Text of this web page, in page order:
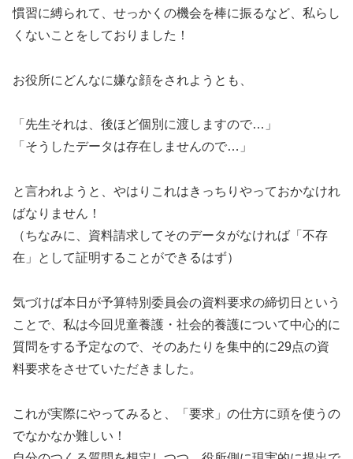
慣習に縛られて、せっかくの機会を棒に振るなど、私らし
くないことをしておりました！
お役所にどんなに嫌な顔をされようとも、
「先生それは、後ほど個別に渡しますので…」
「そうしたデータは存在しませんので…」
と言われようと、やはりこれはきっちりやっておかなけれ
ばなりません！
（ちなみに、資料請求してそのデータがなければ「不存
在」として証明することができるはず）
気づけば本日が予算特別委員会の資料要求の締切日という
ことで、私は今回児童養護・社会的養護について中心的に
質問をする予定なので、そのあたりを集中的に29点の資
料要求をさせていただきました。
これが実際にやってみると、「要求」の仕方に頭を使うの
でなかなか難しい！